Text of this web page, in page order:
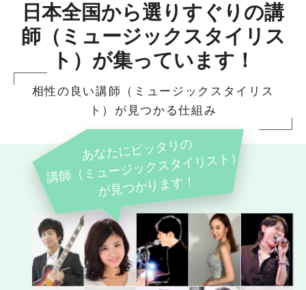
日本全国から選りすぐりの講
師（ミュージックスタイリス
ト）が集っています！
相性の良い講師（ミュージックスタイリス
ト）が見つかる仕組み